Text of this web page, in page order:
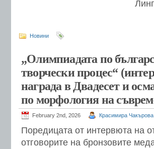
Новини
„Олимпиадата по
творчески процес“
награда в Двадесет и
по морфология на
February 2nd, 2026 Красимира Чакърова
Поредицата от интервюта на
отговорите на бронзовите